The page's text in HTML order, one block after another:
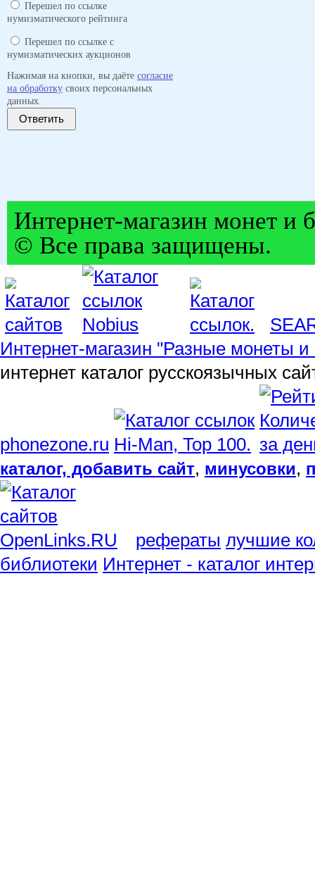
Перешел по ссылке
нумизматического рейтинга
Перешел по ссылке с
нумизматических аукционов
Нажимая на кнопки, вы даёте согласие
на обработку своих персональных
данных.
Ответить
Интернет-магазин монет и
© Все права защищены.
Интернет-магазин "Разные монеты и
интернет каталог русскоязычных
phonezone.ru
каталог, добавить сайт, минусовки,
рефераты лучшие
библиотеки Интернет - каталог